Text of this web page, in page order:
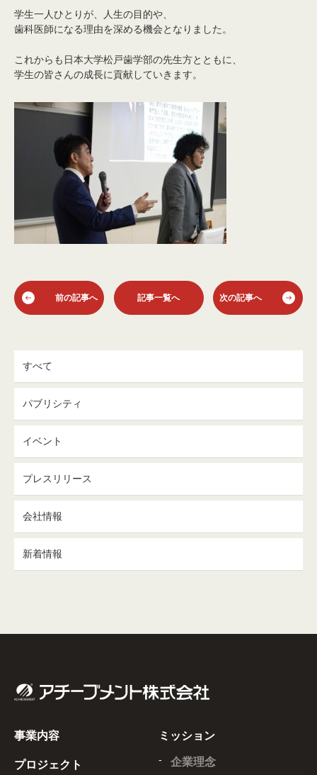
学生一人ひとりが、人生の目的や、
歯科医師になる理由を深める機会となりました。
これからも日本大学松戸歯学部の先生方とともに、
学生の皆さんの成長に貢献していきます。
前の記事へ 記事一覧へ 次の記事へ
すべて
パブリシティ
イベント
プレスリリース
会社情報
新着情報
事業内容
プロジェクト
ミッション
企業理念